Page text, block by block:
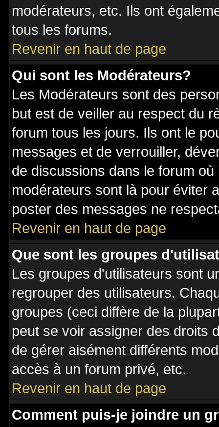
modérateurs, etc. Ils ont
tous les forums.
Revenir en haut de page
Qui sont les Modérateurs?
Les Modérateurs sont des
but est de veiller au respect du
forum tous les jours. Ils ont le
messages et de verrouiller,
de discussions dans le forum
modérateurs sont là pour éviter
poster des messages ne
Revenir en haut de page
Que sont les groupes
Les groupes d'utilisateurs sont
regrouper des utilisateurs.
groupes (ceci diffère de la
peut se voir assigner des droits
de gérer aisément différents
accès à un forum privé, etc.
Revenir en haut de page
Comment puis-je joindre un